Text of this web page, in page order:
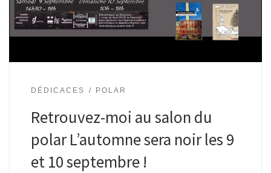
DÉDICACES POLAR
Retrouvez-moi au salon du
polar L’automne sera noir les 9
et 10 septembre !